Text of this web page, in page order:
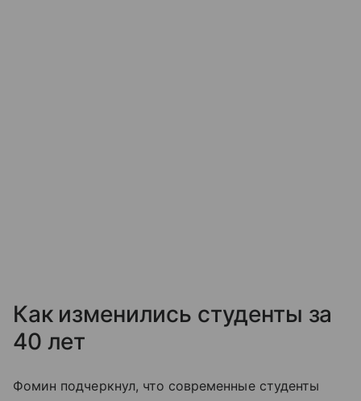
Как изменились студенты за
40 лет
Фомин подчеркнул, что современные студенты